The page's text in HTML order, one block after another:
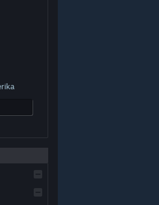
Alle
respectieve